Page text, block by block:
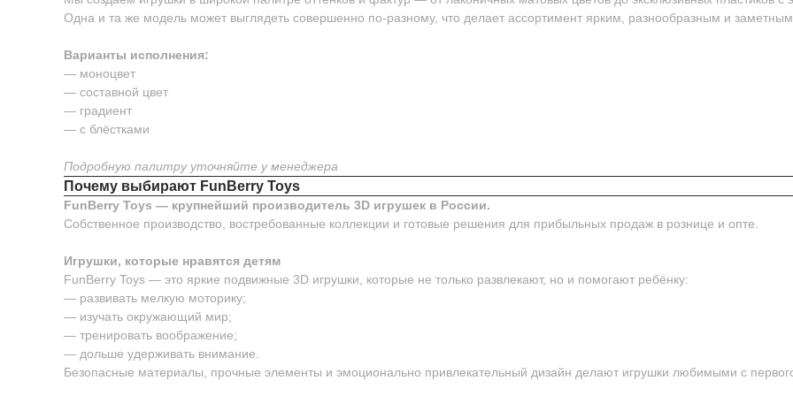
Одна и та же модель может выглядеть совершенно по-разному, что делает ассортимент ярким, разнообразным и заметным
Варианты исполнения:
— моноцвет
— составной цвет
— градиент
— с блёстками
Подробную палитру уточняйте у менеджера
Почему выбирают FunBerry Toys
FunBerry Toys — крупнейший производитель 3D игрушек в России.
Собственное производство, востребованные коллекции и готовые решения для прибыльных продаж в рознице и опте.
Игрушки, которые нравятся детям
FunBerry Toys — это яркие подвижные 3D игрушки, которые не только развлекают, но и помогают ребёнку:
— развивать мелкую моторику;
— изучать окружающий мир;
— тренировать воображение;
— дольше удерживать внимание.
Безопасные материалы, прочные элементы и эмоционально привлекательный дизайн делают игрушки любимыми с первого